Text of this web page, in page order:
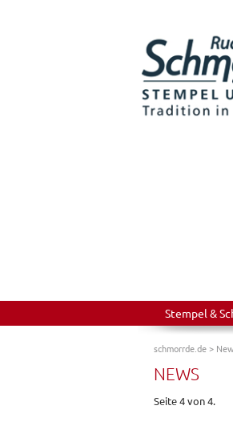
Stempel &
schmorrde.de>
NEWS
Seite 4 von 4.